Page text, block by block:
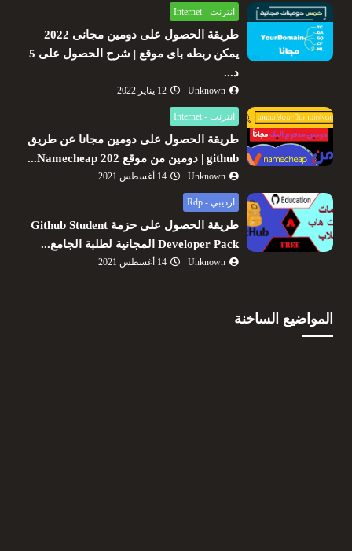
انترنت - Internet
طريقة الحصول على دومين مجانى 2022
يمكن ربطه باى موقع | شرح الحصول على 5
د...
Unknown 12 يناير 2022
انترنت - Internet
طريقة الحصول على دومين مجانا عن طريق
github | دومين من موقع Namecheap 202...
Unknown 14 أغسطس 2021
ارديبي - Rdp
طريقة الحصول على حزمة Github Student
Developer Pack المجانية لطلبة الجامع...
Unknown 14 أغسطس 2021
المواضيع الساخنة